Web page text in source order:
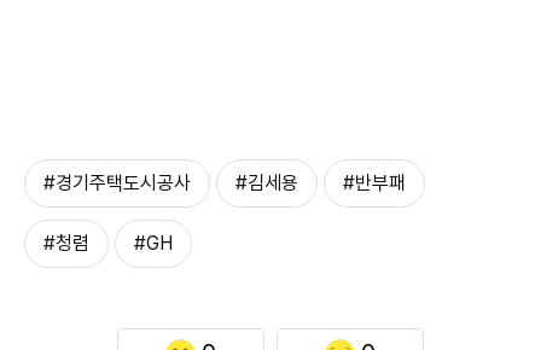
#경기주택도시공사 #김세용 #반부패
#청렴 #GH